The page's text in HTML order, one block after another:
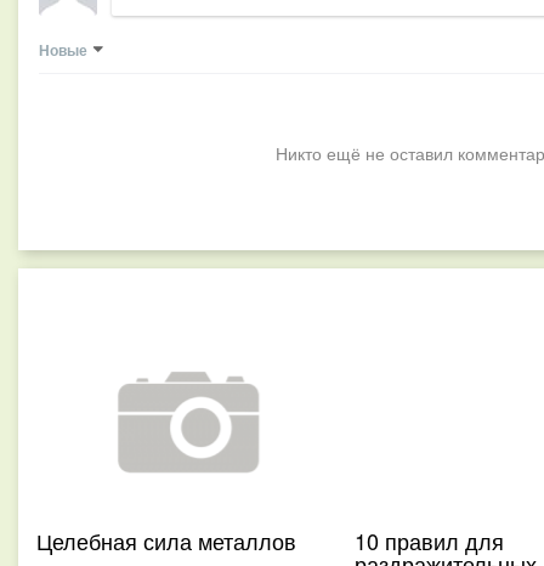
Новые
Никто ещё не оставил
Целебная сила металлов 10 правил для